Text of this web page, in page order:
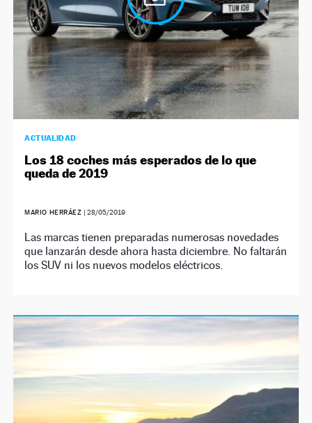
ACTUALIDAD
Los 18 coches más esperados de lo que
queda de 2019
MARIO HERRÁEZ | 28/05/2019
Las marcas tienen preparadas numerosas novedades
que lanzarán desde ahora hasta diciembre. No faltarán
los SUV ni los nuevos modelos eléctricos.